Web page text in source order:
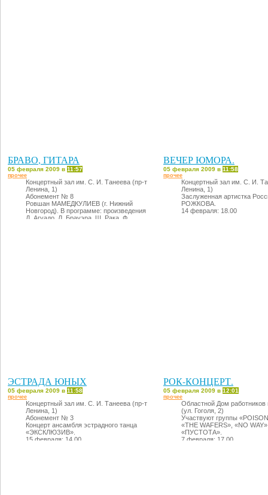
БРАВО, ГИТАРА
05 февраля 2009 в 11:57
прочее
Концертный зал им. С. И. Танеева (пр-т
Ленина, 1)
Абонемент № 8
Ровшан МАМЕДКУЛИЕВ (г. Нижний
Новгород). В программе: произведения
Д. Агуадо, Л. Брауэра, Ш. Рака, Ф.
ВЕЧЕР ЮМОРА.
05 февраля 2009 в 11:58
прочее
Концертный зал им. С. И.
Ленина, 1)
Заслуженная артистка
РОЖКОВА.
14 февраля: 18.00
ЭСТРАДА ЮНЫХ
05 февраля 2009 в 11:58
прочее
Концертный зал им. С. И. Танеева (пр-т
Ленина, 1)
Абонемент № 3
Концерт ансамбля эстрадного танца
«ЭКСКЛЮЗИВ».
15 февраля: 14.00
РОК-КОНЦЕРТ.
05 февраля 2009 в 12:01
прочее
Областной Дом работников
(ул. Гоголя, 2)
Участвуют группы
«THE WAFERS», «NO
«ПУСТОТА».
7 февраля: 17.00